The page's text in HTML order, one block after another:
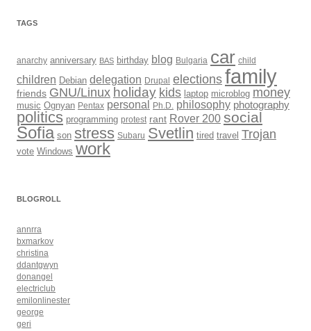
TAGS
anarchy anniversary BAS birthday blog Bulgaria car child
children Debian delegation Drupal elections family
friends GNU/Linux holiday kids laptop microblog money
music Ognyan Pentax personal Ph.D. philosophy photography
politics programming protest rant Rover 200 social
Sofia son stress Subaru Svetlin tired travel Trojan
vote Windows work
BLOGROLL
annrra
bxmarkov
christina
ddantgwyn
donangel
electriclub
emilonlinester
george
geri